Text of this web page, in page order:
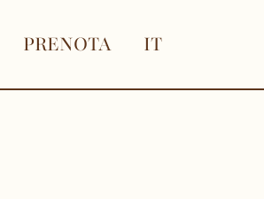
PRENOTA IT